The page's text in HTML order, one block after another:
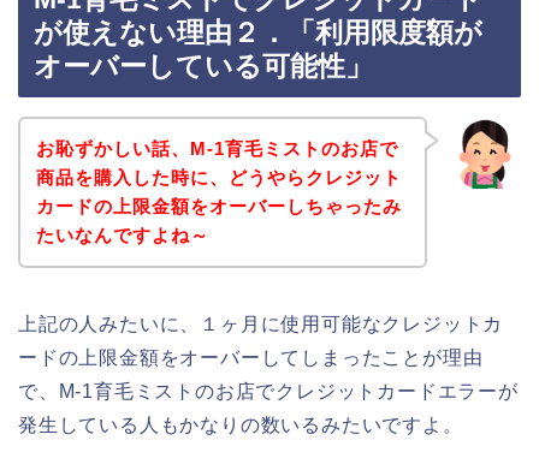
が使えない理由２．「利用限度額が
オーバーしている可能性」
お恥ずかしい話、M-1育毛ミストのお店で
商品を購入した時に、どうやらクレジット
カードの上限金額をオーバーしちゃったみ
たいなんですよね～
上記の人みたいに、１ヶ月に使用可能なクレジットカ
ードの上限金額をオーバーしてしまったことが理由
で、M-1育毛ミストのお店でクレジットカードエラーが
発生している人もかなりの数いるみたいですよ。